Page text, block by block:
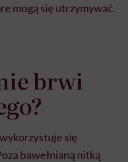
mogą się utrzymywać
brwi
się
bawełnianą nitką